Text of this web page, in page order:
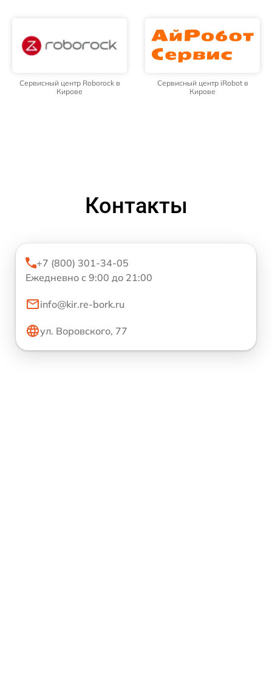
Сервисный центр Roborock в
Кирове
Сервисный центр iRobot в
Кирове
Контакты
+7 (800) 301-34-05
Ежедневно с 9:00 до 21:00
info@kir.re-bork.ru
ул. Воровского, 77